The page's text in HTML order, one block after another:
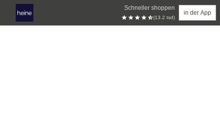
Schneller shoppen
(13.2 tsd)
in der App